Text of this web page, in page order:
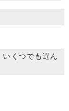
いくつでも選ん